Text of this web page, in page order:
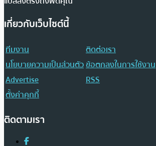
เกี่ยวกับเว็บไซต์นี้
ทีมงาน
ติดต่อเรา
นโยบายความเป็นส่วนตัวข้อตกลงในการใช้งาน
Advertise
RSS
ตั้งค่าคุกกี้
ติดตามเรา